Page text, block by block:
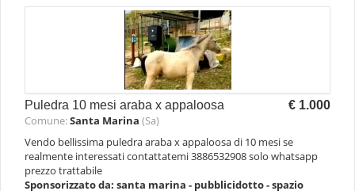
Puledra 10 mesi araba x appaloosa € 1.000
Comune:Santa Marina (Sa)
Vendo bellissima puledra araba x appaloosa di 10 mesi se
realmente interessati contattatemi 3886532908 solo whatsapp
prezzo trattabile
Sponsorizzato da: santa marina - pubblicidotto - spazio